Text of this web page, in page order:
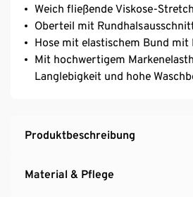
Weich fließende Viskose-
Oberteil mit
Hose mit elastischem Bund mit
Mit hochwertigem
Langlebigkeit und hohe
Produktbeschreibung
Material & Pflege